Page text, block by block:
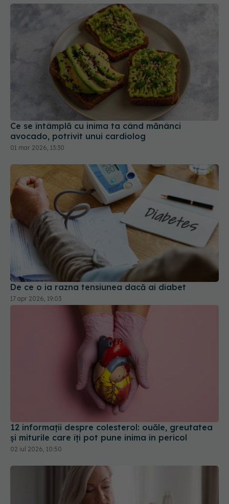
Ce se întâmplă cu inima ta când mănânci
avocado, potrivit unui cardiolog
01 mar 2026, 13:30
De ce o ia razna tensiunea dacă ai diabet
17 apr 2026, 19:03
12 informații despre colesterol: ouăle, greutatea
și miturile care îți pot pune inima în pericol
02 iul 2026, 10:50